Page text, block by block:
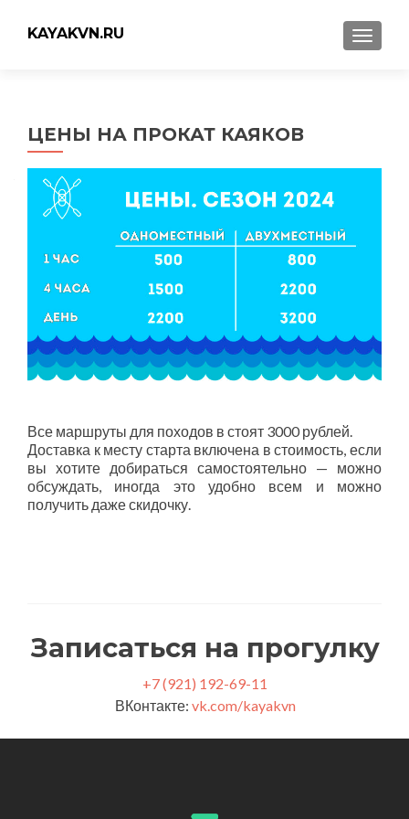
KAYAKVN.RU
ЦЕНЫ НА ПРОКАТ КАЯКОВ
Все маршруты для походов в стоят 3000 рублей.
Доставка к месту старта включена в стоимость, если
вы хотите добираться самостоятельно — можно
обсуждать, иногда это удобно всем и можно
получить даже скидочку.
Записаться на прогулку
+7 (921) 192-69-11
ВКонтакте: vk.com/kayakvn